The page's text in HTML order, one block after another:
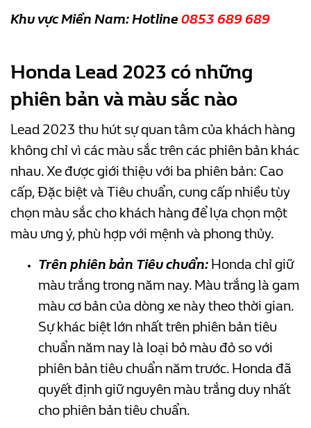
Khu vực Miền Nam: Hotline 0853 689 689
Honda Lead 2023 có những
phiên bản và màu sắc nào
Lead 2023 thu hút sự quan tâm của khách hàng
không chỉ vì các màu sắc trên các phiên bản khác
nhau. Xe được giới thiệu với ba phiên bản: Cao
cấp, Đặc biệt và Tiêu chuẩn, cung cấp nhiều tùy
chọn màu sắc cho khách hàng để lựa chọn một
màu ưng ý, phù hợp với mệnh và phong thủy.
Trên phiên bản Tiêu chuẩn: Honda chỉ giữ
màu trắng trong năm nay. Màu trắng là gam
màu cơ bản của dòng xe này theo thời gian.
Sự khác biệt lớn nhất trên phiên bản tiêu
chuẩn năm nay là loại bỏ màu đỏ so với
phiên bản tiêu chuẩn năm trước. Honda đã
quyết định giữ nguyên màu trắng duy nhất
cho phiên bản tiêu chuẩn.